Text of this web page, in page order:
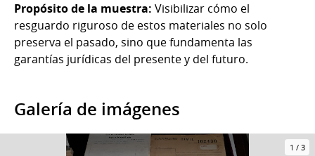
Propósito de la muestra: Visibilizar cómo el
resguardo riguroso de estos materiales no solo
preserva el pasado, sino que fundamenta las
garantías jurídicas del presente y del futuro.
Galería de imágenes
1 / 3